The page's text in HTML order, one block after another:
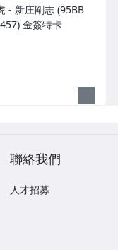
金簽特卡
聯絡我們
人才招募